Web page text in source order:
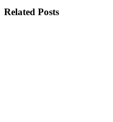
Related Posts